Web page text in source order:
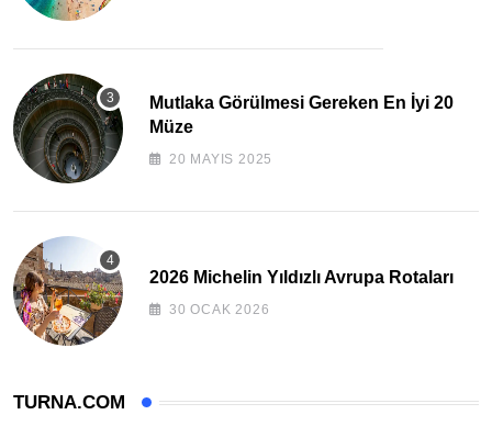
Mutlaka Görülmesi Gereken En İyi 20
Müze
20 MAYIS 2025
2026 Michelin Yıldızlı Avrupa Rotaları
30 OCAK 2026
TURNA.COM